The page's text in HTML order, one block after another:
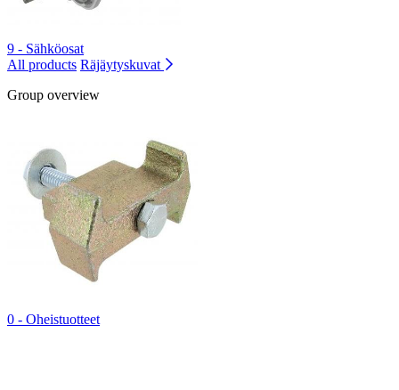
9 - Sähköosat
All products Räjäytyskuvat
Group overview
0 - Oheistuotteet